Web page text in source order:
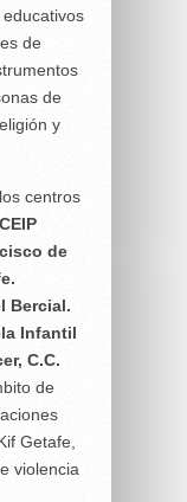
de
de
y
centros
de
Bercial.
Infantil
C.C.
de
Getafe,
violencia